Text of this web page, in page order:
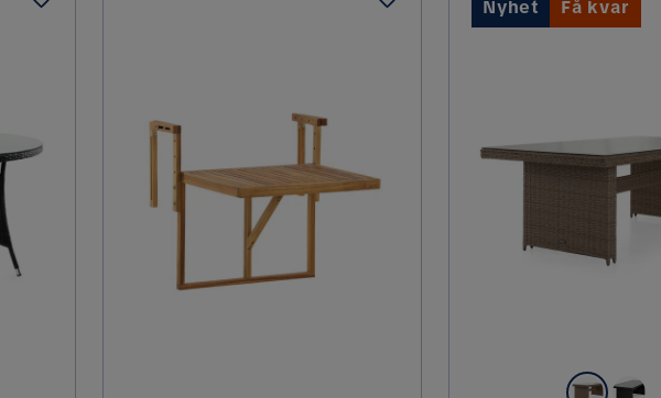
Nyhet Få kvar